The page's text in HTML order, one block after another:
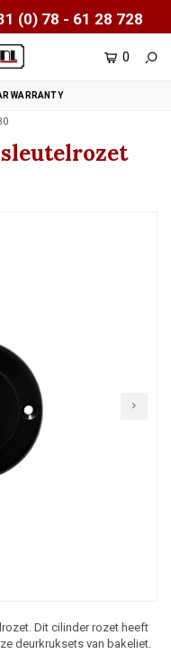
(0) 78 - 61 28 728
0
WARRANTY
Dit cilinder rozet heeft
deurkruksets van bakeliet.